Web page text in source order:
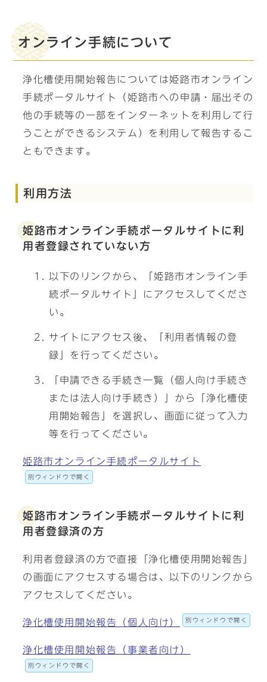
オンライン手続について
浄化槽使用開始報告については姫路市オンライン
手続ポータルサイト（姫路市への申請・届出その
他の手続等の一部をインターネットを利用して行
うことができるシステム）を利用して報告するこ
ともできます。
利用方法
姫路市オンライン手続ポータルサイトに利
用者登録されていない方
以下のリンクから、「姫路市オンライン手
続ポータルサイト」にアクセスしてくださ
い。
サイトにアクセス後、「利用者情報の登
録」を行ってください。
「申請できる手続き一覧（個人向け手続き
または法人向け手続き）」から「浄化槽使
用開始報告」を選択し、画面に従って入力
等を行ってください。
姫路市オンライン手続ポータルサイト
別ウィンドウで開く
姫路市オンライン手続ポータルサイトに利
用者登録済の方
利用者登録済の方で直接「浄化槽使用開始報告」
の画面にアクセスする場合は、以下のリンクから
アクセスしてください。
浄化槽使用開始報告（個人向け） 別ウィンドウで開く
浄化槽使用開始報告（事業者向け）
別ウィンドウで開く